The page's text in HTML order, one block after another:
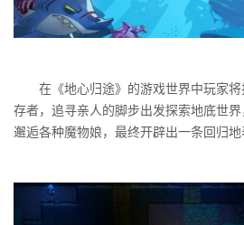
在《地心归途》的游戏世界中玩家
存者，追寻亲人的脚步出发探索地底世界
邂逅各种魔物娘，最终开辟出一条回归地